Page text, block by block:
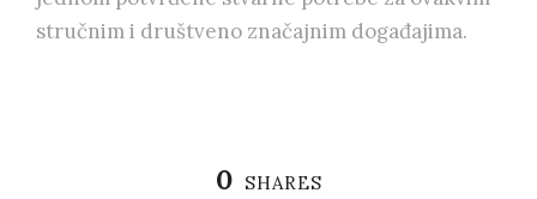
stručnim i društveno značajnim događajima.
0 SHARES